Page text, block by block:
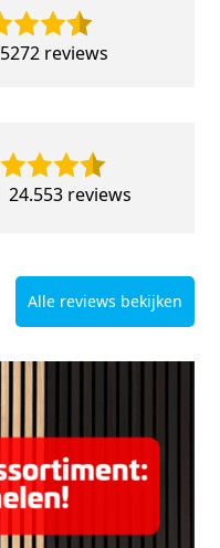
5272 reviews
24.553 reviews
Alle reviews bekijken